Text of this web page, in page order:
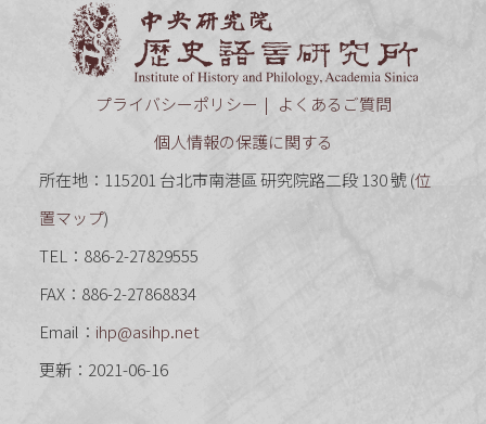
プライバシーポリシー
よくあるご質問
個人情報の保護に関する
所在地：115201 台北市南港區 研究院路二段 130 號 (位
置マップ)
TEL：886-2-27829555
FAX：886-2-27868834
Email： ihp@asihp.net
更新：2021-06-16